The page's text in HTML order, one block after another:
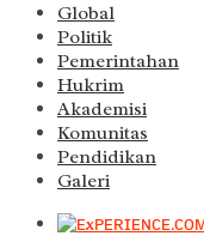
Global
Politik
Pemerintahan
Hukrim
Akademisi
Komunitas
Pendidikan
Galeri